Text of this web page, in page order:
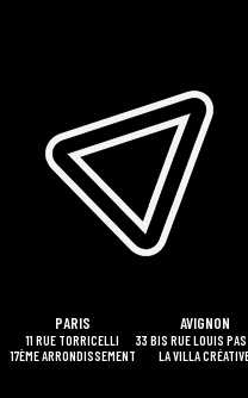
PARIS
11 RUE TORRICELLI
17ÈME ARRONDISSEMENT
AVIGNON
33 BIS RUE LOUIS
LA VILLA